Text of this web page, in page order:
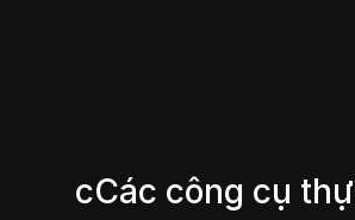
cCác công cụ